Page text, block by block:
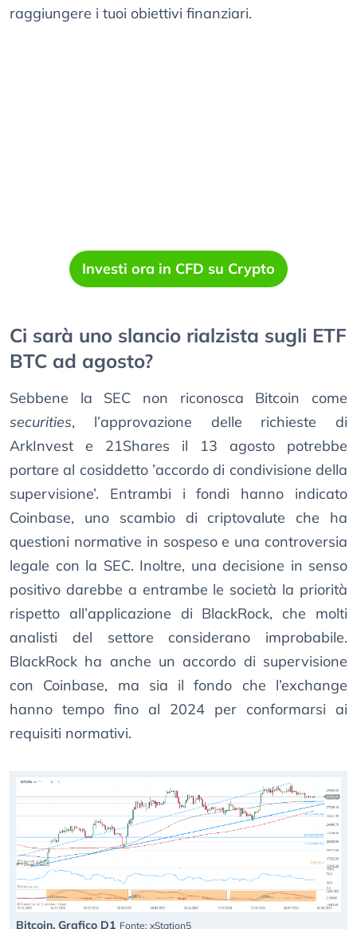
raggiungere i tuoi obiettivi finanziari.
Investi ora in CFD su Crypto
Ci sarà uno slancio rialzista sugli ETF
BTC ad agosto?
Sebbene la SEC non riconosca Bitcoin come
securities, l’approvazione delle richieste di
ArkInvest e 21Shares il 13 agosto potrebbe
portare al cosiddetto ’accordo di condivisione della
supervisione’. Entrambi i fondi hanno indicato
Coinbase, uno scambio di criptovalute che ha
questioni normative in sospeso e una controversia
legale con la SEC. Inoltre, una decisione in senso
positivo darebbe a entrambe le società la priorità
rispetto all’applicazione di BlackRock, che molti
analisti del settore considerano improbabile.
BlackRock ha anche un accordo di supervisione
con Coinbase, ma sia il fondo che l’exchange
hanno tempo fino al 2024 per conformarsi ai
requisiti normativi.
Bitcoin, Grafico D1 Fonte: xStation5